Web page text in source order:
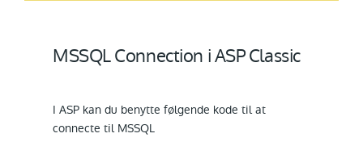
MSSQL Connection i ASP Classic
I ASP kan du benytte følgende kode til at
connecte til MSSQL